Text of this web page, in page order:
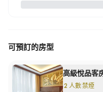
可預訂的房型
高級悅品客
2 人數禁煙